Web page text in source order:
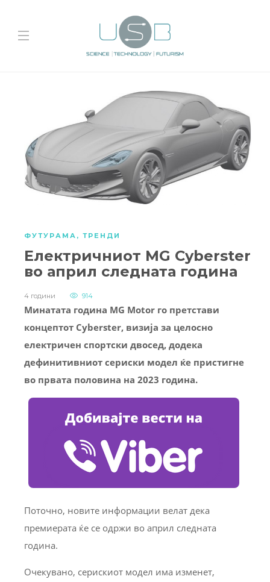
ФУТУРАМА , ТРЕНДИ
Електричниот MG Cyberster
во април следната година
4 години 914
Минатата година MG Motor го претстави
концептот Cyberster, визија за целосно
електричен спортски двосед, додека
дефинитивниот сериски модел ќе пристигне
во првата половина на 2023 година.
Поточно, новите информации велат дека
премиерата ќе се одржи во април следната
година.
Очекувано, серискиот модел има изменет,